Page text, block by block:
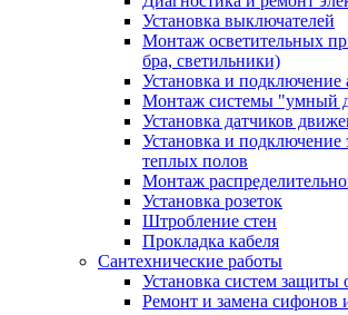
Установка выключателей
Монтаж осветительных
бра, светильники)
Установка и подключение
Монтаж системы "умный
Установка датчиков
Установка и подключение
теплых полов
Монтаж
Установка розеток
Штробление стен
Прокладка кабеля
Сантехнические работы
Установка систем защиты
Ремонт и замена сифонов